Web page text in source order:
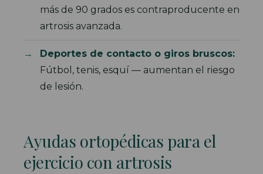
más de 90 grados es contraproducente en
artrosis avanzada.
Deportes de contacto o giros bruscos:
Fútbol, tenis, esquí — aumentan el riesgo
de lesión.
Ayudas ortopédicas para el
ejercicio con artrosis